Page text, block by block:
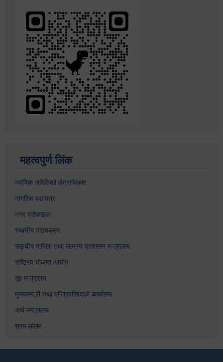
महत्वपुर्ण लिंक
न्यायिक समितिको क्षेत्राधिकार
नागरिक वडापत्र
नगर प्रोफाइल
स्थानीय पाठ्यक्रम
सङ्घीय मामिला तथा सामान्य प्रशासन मन्त्रालय
राष्ट्रिय योजना आयोग
गृह मन्त्रालय
मुख्यमन्त्री तथा मन्त्रिपरिषदको कार्यालय
अर्थ मन्त्रालय
श्रम संसार